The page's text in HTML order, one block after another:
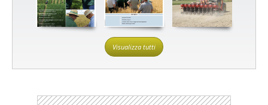
Visualizza tutti